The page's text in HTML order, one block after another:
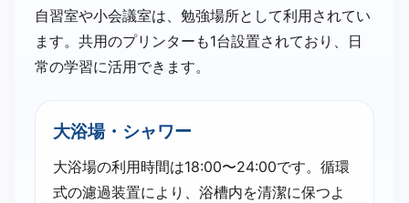
自習室や小会議室は、勉強場所として利用されてい
ます。共用のプリンターも1台設置されており、日
常の学習に活用できます。
大浴場・シャワー
大浴場の利用時間は18:00〜24:00です。循環
式の濾過装置により、浴槽内を清潔に保つよ